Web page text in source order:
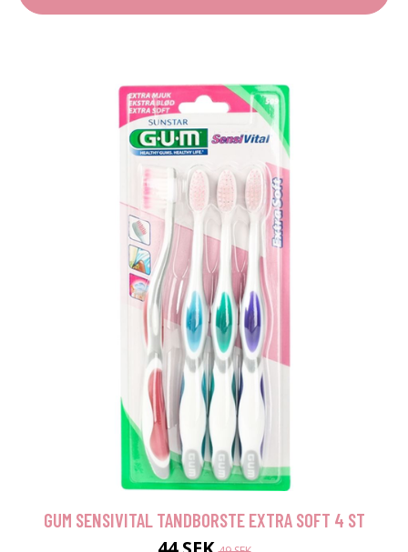
GUM SENSIVITAL TANDBORSTE EXTRA SOFT 4 ST